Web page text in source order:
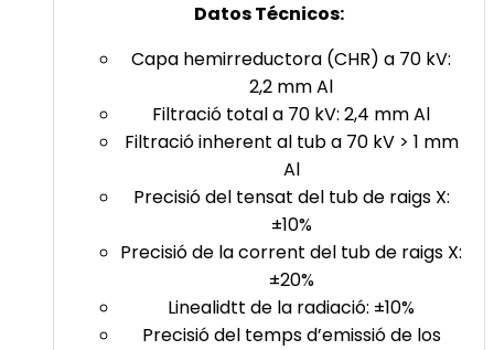
Datos Técnicos:
Capa hemirreductora (CHR) a 70 kV:
2,2 mm Al
Filtració total a 70 kV: 2,4 mm Al
Filtració inherent al tub a 70 kV > 1 mm
Al
Precisió del tensat del tub de raigs X:
±10%
Precisió de la corrent del tub de raigs X:
±20%
Linealidtt de la radiació: ±10%
Precisió del temps d’emissió de los